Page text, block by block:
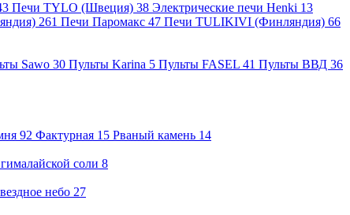
Печи TYLO (Швеция) 38 Электрические печи Henki 13
261 Печи Паромакс 47 Печи TULIKIVI (Финляндия) 66
Sawo 30 Пульты Karina 5 Пульты FASEL 41 Пульты ВВД 36
92 Фактурная 15 Рваный камень 14
соли 8
небо 27